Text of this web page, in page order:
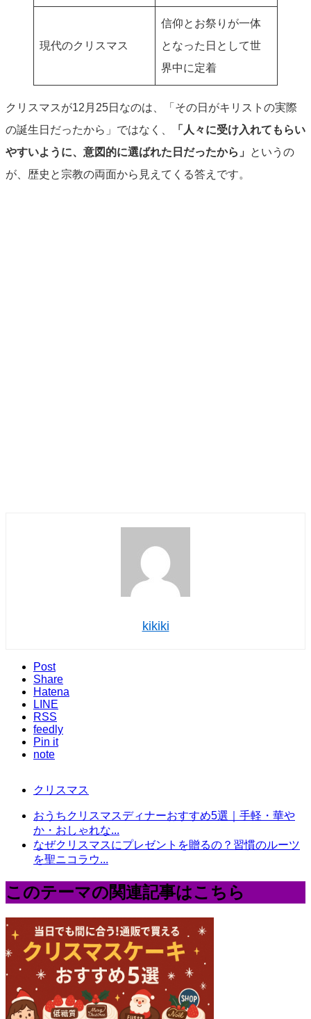
現代のクリスマス
信仰とお祭りが一体
となった日として世
界中に定着
クリスマスが12月25日なのは、「その日がキリストの実際
の誕生日だったから」ではなく、
「人々に受け入れてもらい
やすいように、意図的に選ばれた日だったから」
というの
が、歴史と宗教の両面から見えてくる答えです。
kikiki
Post
Share
Hatena
LINE
RSS
feedly
Pin it
note
クリスマス
おうちクリスマスディナーおすすめ5選｜手軽・華や
か・おしゃれな...
なぜクリスマスにプレゼントを贈るの？習慣のルーツ
を聖ニコラウ...
このテーマの関連記事はこちら